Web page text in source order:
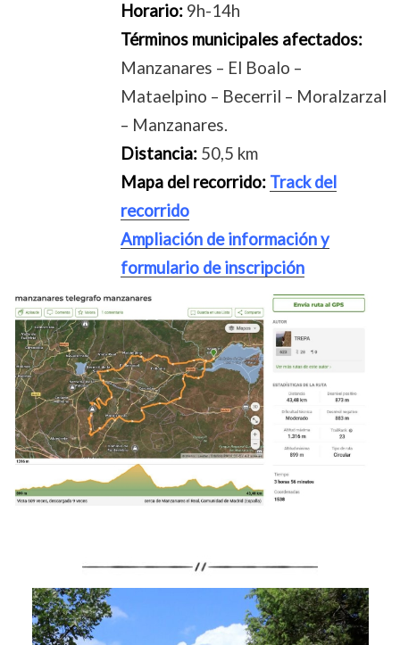
Horario: 9h-14h
Términos municipales afectados:
Manzanares – El Boalo –
Mataelpino – Becerril – Moralzarzal
– Manzanares.
Distancia: 50,5 km
Mapa del recorrido: Track del
recorrido
Ampliación de información y
formulario de inscripción